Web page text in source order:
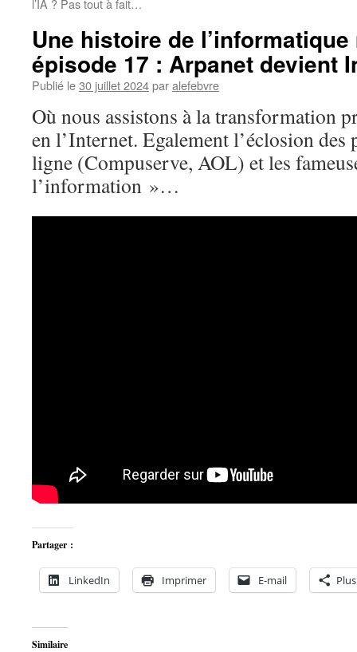
l’IA ? Pas tout à fait…
Une histoire de
épisode 17 : Arpanet devient
Publié le30 juillet 2024paralefebvre
Où nous assistons à la transformation
en l’Internet. Egalement l’éclosion des
ligne (Compuserve, AOL) et les
l’information »…
Partager :
LinkedIn Imprimer E-mail Plus
Similaire